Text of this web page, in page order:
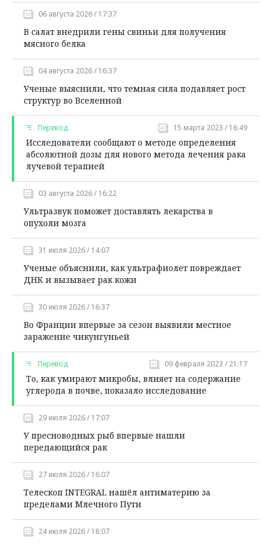
06 августа 2026 / 17:37
В салат внедрили гены свиньи для получения
мясного белка
04 августа 2026 / 16:37
Ученые выяснили, что темная сила подавляет рост
структур во Вселенной
Перевод 15 марта 2023 / 16:49
Исследователи сообщают о методе определения
абсолютной дозы для нового метода лечения рака
лучевой терапией
03 августа 2026 / 16:22
Ультразвук поможет доставлять лекарства в
опухоли мозга
31 июля 2026 / 14:07
Ученые объяснили, как ультрафиолет повреждает
ДНК и вызывает рак кожи
30 июля 2026 / 16:37
Во Франции впервые за сезон выявили местное
заражение чикунгуньей
Перевод 09 февраля 2023 / 21:17
То, как умирают микробы, влияет на содержание
углерода в почве, показало исследование
29 июля 2026 / 17:07
У пресноводных рыб впервые нашли
передающийся рак
27 июля 2026 / 16:07
Телескоп INTEGRAL нашёл антиматерию за
пределами Млечного Пути
24 июля 2026 / 18:07